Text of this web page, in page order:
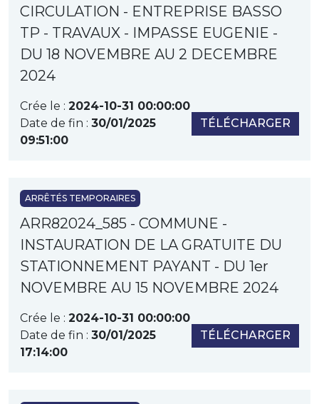
CIRCULATION - ENTREPRISE BASSO
TP - TRAVAUX - IMPASSE EUGENIE -
DU 18 NOVEMBRE AU 2 DECEMBRE
2024
Crée le : 2024-10-31 00:00:00
Date de fin : 30/01/2025
09:51:00
TÉLÉCHARGER
ARRÊTÉS TEMPORAIRES
ARR82024_585 - COMMUNE -
INSTAURATION DE LA GRATUITE DU
STATIONNEMENT PAYANT - DU 1er
NOVEMBRE AU 15 NOVEMBRE 2024
Crée le : 2024-10-31 00:00:00
Date de fin : 30/01/2025
17:14:00
TÉLÉCHARGER